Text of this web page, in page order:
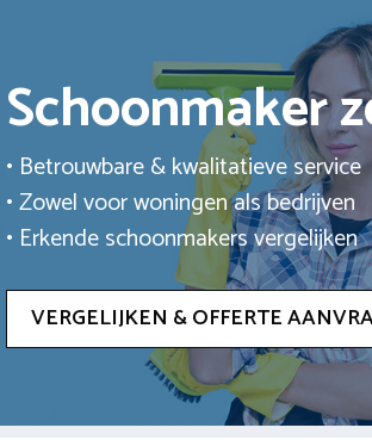
Schoonmaker
• Betrouwbare & kwalitatieve service
• Zowel voor woningen als bedrijven
• Erkende schoonmakers vergelijken
VERGELIJKEN & OFFERTE